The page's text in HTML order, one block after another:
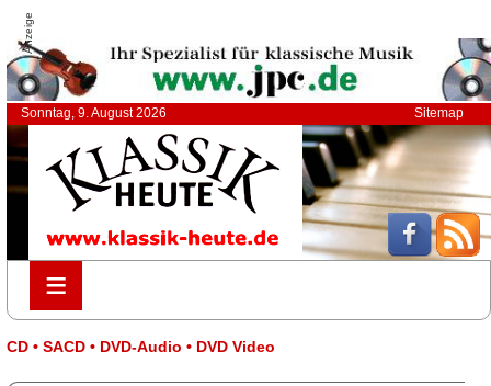
Anzeige
Sonntag, 9. August 2026 Sitemap
≡
≡
CD • SACD • DVD-Audio • DVD Video